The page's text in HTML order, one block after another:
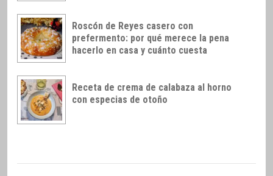
Roscón de Reyes casero con
prefermento: por qué merece la pena
hacerlo en casa y cuánto cuesta
Receta de crema de calabaza al horno
con especias de otoño